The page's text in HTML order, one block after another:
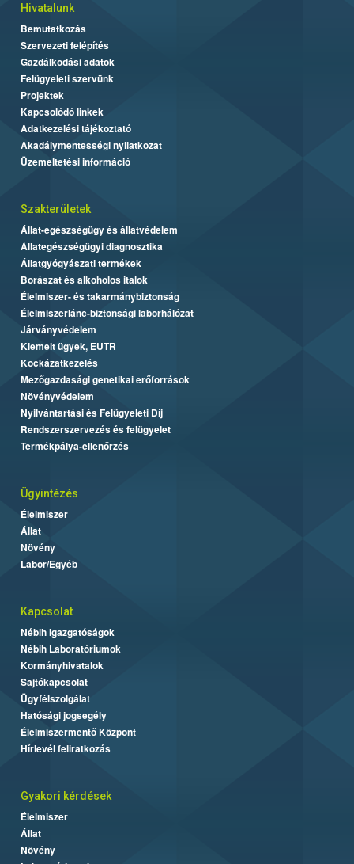
Hivatalunk
Bemutatkozás
Szervezeti felépítés
Gazdálkodási adatok
Felügyeleti szervünk
Projektek
Kapcsolódó linkek
Adatkezelési tájékoztató
Akadálymentességi nyilatkozat
Üzemeltetési információ
Szakterületek
Állat-egészségügy és állatvédelem
Állategészségügyi diagnosztika
Állatgyógyászati termékek
Borászat és alkoholos italok
Élelmiszer- és takarmánybiztonság
Élelmiszerlánc-biztonsági laborhálózat
Járványvédelem
Kiemelt ügyek, EUTR
Kockázatkezelés
Mezőgazdasági genetikai erőforrások
Növényvédelem
Nyilvántartási és Felügyeleti Díj
Rendszerszervezés és felügyelet
Termékpálya-ellenőrzés
Ügyintézés
Élelmiszer
Állat
Növény
Labor/Egyéb
Kapcsolat
Nébih Igazgatóságok
Nébih Laboratóriumok
Kormányhivatalok
Sajtókapcsolat
Ügyfélszolgálat
Hatósági jogsegély
Élelmiszermentő Központ
Hírlevél feliratkozás
Gyakori kérdések
Élelmiszer
Állat
Növény